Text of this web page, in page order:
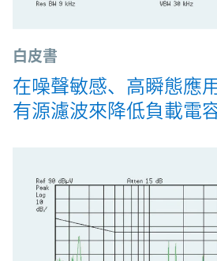
白皮書
在噪聲敏感、高瞬態應
有源濾波來降低負載電